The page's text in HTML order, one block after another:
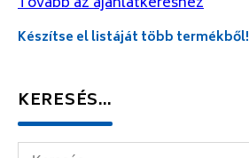
Készítse el listáját több termékből!
KERESÉS…